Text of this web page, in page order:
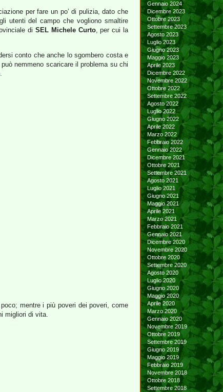
per fare un po’ di pulizia, dato che
utenti del campo che vogliono smaltire
di SEL Michele Curto, per cui la
conto che anche lo sgombero costa e
nemmeno scaricare il problema su chi
mentre i più poveri dei poveri, come
migliori di vita.
Gennaio 2024
Dicembre 2023
Ottobre 2023
Settembre 2023
Agosto 2023
Luglio 2023
Giugno 2023
Maggio 2023
Aprile 2023
Dicembre 2022
Novembre 2022
Ottobre 2022
Settembre 2022
Agosto 2022
Luglio 2022
Giugno 2022
Aprile 2022
Marzo 2022
Febbraio 2022
Gennaio 2022
Dicembre 2021
Ottobre 2021
Settembre 2021
Agosto 2021
Luglio 2021
Giugno 2021
Maggio 2021
Aprile 2021
Marzo 2021
Febbraio 2021
Gennaio 2021
Dicembre 2020
Novembre 2020
Ottobre 2020
Settembre 2020
Agosto 2020
Luglio 2020
Giugno 2020
Maggio 2020
Aprile 2020
Marzo 2020
Gennaio 2020
Novembre 2019
Ottobre 2019
Settembre 2019
Giugno 2019
Maggio 2019
Febbraio 2019
Novembre 2018
Ottobre 2018
Settembre 2018